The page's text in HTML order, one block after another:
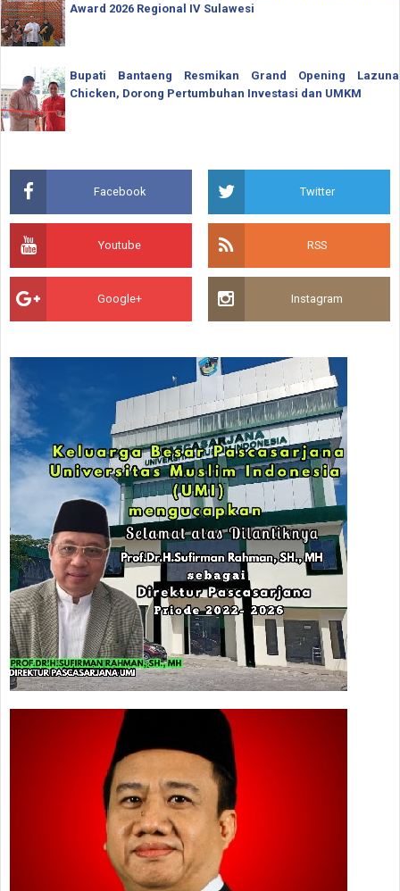
Award 2026 Regional IV Sulawesi
Bupati Bantaeng Resmikan Grand Opening Lazuna
Chicken, Dorong Pertumbuhan Investasi dan UMKM
Facebook Twitter
Youtube RSS
Google+ Instagram